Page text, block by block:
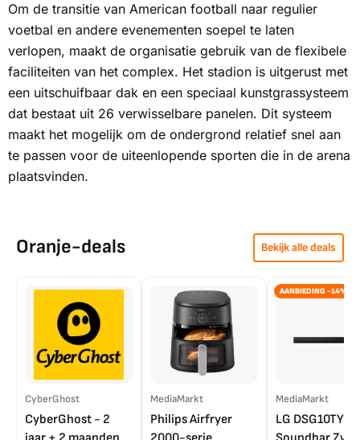
Om de transitie van American football naar regulier
voetbal en andere evenementen soepel te laten
verlopen, maakt de organisatie gebruik van de flexibele
faciliteiten van het complex. Het stadion is uitgerust met
een uitschuifbaar dak en een speciaal kunstgrassysteem
dat bestaat uit 26 verwisselbare panelen. Dit systeem
maakt het mogelijk om de ondergrond relatief snel aan
te passen voor de uiteenlopende sporten die in de arena
plaatsvinden.
Oranje-deals Bekijk alle deals
CyberGhost
CyberGhost - 2
MediaMarkt
Philips Airfryer
AANBIEDING -14%
MediaMarkt
LG DSG10TY